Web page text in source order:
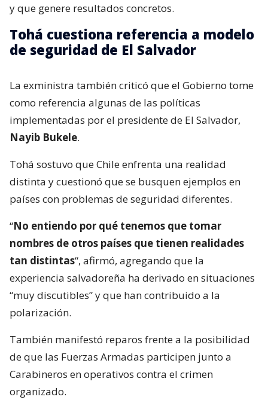
y que genere resultados concretos.
Tohá cuestiona referencia a modelo
de seguridad de El Salvador
La exministra también criticó que el Gobierno tome
como referencia algunas de las políticas
implementadas por el presidente de El Salvador,
Nayib Bukele.
Tohá sostuvo que Chile enfrenta una realidad
distinta y cuestionó que se busquen ejemplos en
países con problemas de seguridad diferentes.
“No entiendo por qué tenemos que tomar
nombres de otros países que tienen realidades
tan distintas“, afirmó, agregando que la
experiencia salvadoreña ha derivado en situaciones
“muy discutibles” y que han contribuido a la
polarización.
También manifestó reparos frente a la posibilidad
de que las Fuerzas Armadas participen junto a
Carabineros en operativos contra el crimen
organizado.